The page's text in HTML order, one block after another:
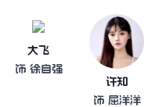
大飞
饰 徐自强
许知
饰 屈洋洋